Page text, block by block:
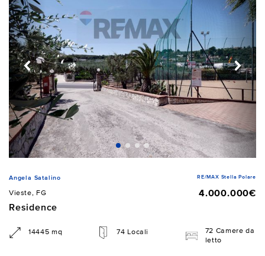
Angela Satalino RE/MAX Stella Polare
Vieste, FG
4.000.000€
Residence
14445 mq 74 Locali
72 Camere da
letto